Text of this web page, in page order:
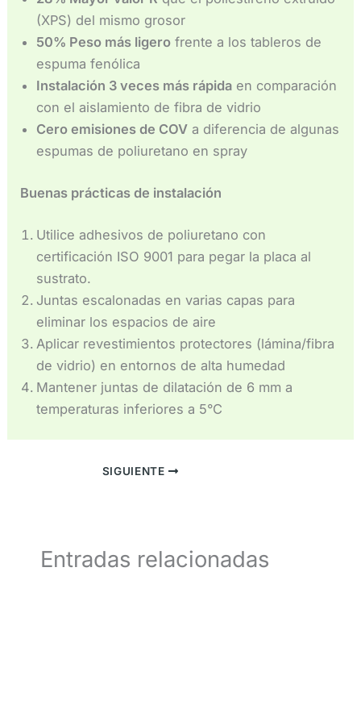
(XPS) del mismo grosor
50% Peso más ligero frente a los tableros de
espuma fenólica
Instalación 3 veces más rápida en comparación
con el aislamiento de fibra de vidrio
Cero emisiones de COV a diferencia de algunas
espumas de poliuretano en spray
Buenas prácticas de instalación
Utilice adhesivos de poliuretano con
certificación ISO 9001 para pegar la placa al
sustrato.
Juntas escalonadas en varias capas para
eliminar los espacios de aire
Aplicar revestimientos protectores (lámina/fibra
de vidrio) en entornos de alta humedad
Mantener juntas de dilatación de 6 mm a
temperaturas inferiores a 5°C
SIGUIENTE
Entradas relacionadas